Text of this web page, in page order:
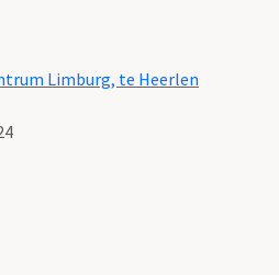
Limburg, te Heerlen